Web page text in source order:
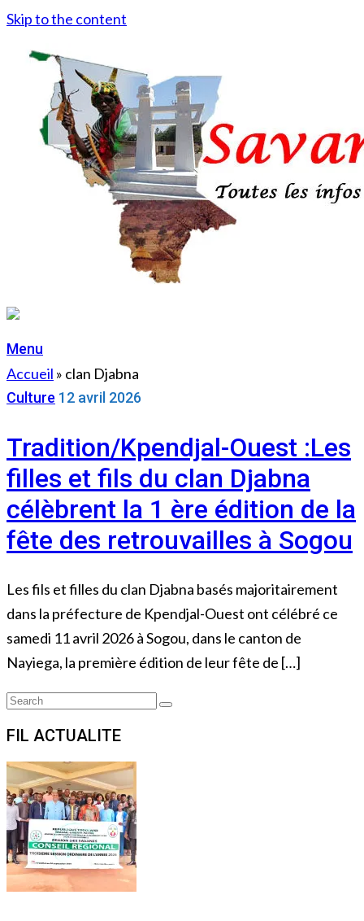
Skip to the content
Menu
Accueil » clan Djabna
Culture 12 avril 2026
Tradition/Kpendjal-Ouest :Les
filles et fils du clan Djabna
célèbrent la 1 ère édition de la
fête des retrouvailles à Sogou
Les fils et filles du clan Djabna basés majoritairement
dans la préfecture de Kpendjal-Ouest ont célébré ce
samedi 11 avril 2026 à Sogou, dans le canton de
Nayiega, la première édition de leur fête de […]
Search
Search
FIL ACTUALITE